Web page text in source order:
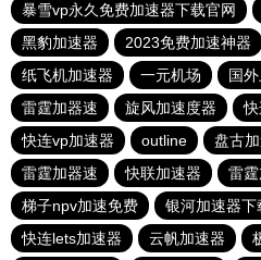
暴雪vp永久免费加速器下载官网
黑豹加速器
2023免费加速神器
纸飞机加速器
一元机场 国
雷霆加器速
旋风加速度器
快连vp加速器
outline 盘古
雷霆加器速
快联加速器 雷
梯子npv加速免费
银河加速器下
快连lets加速器
云帆加速器